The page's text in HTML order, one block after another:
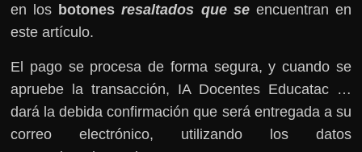
en los botonesresaltados que se encuentran en
este artículo.
El pago se procesa de forma segura, y cuando se
apruebe la transacción, IA Docentes Educatac …
dará la debida confirmación que será entregada a su
correo electrónico, utilizando los datos